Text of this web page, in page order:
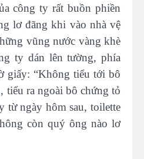
công ty rất buồn phiền
lơ đãng khi vào nhà vệ
vũng nước vàng khè
ty dán lên tường, phía
giấy: “Không tiểu tới bô
tiểu ra ngoài bô chứng tỏ
ngày hôm sau, toilette
còn quý ông nào lơ